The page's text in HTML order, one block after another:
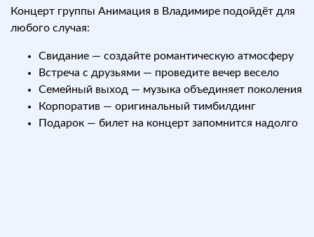
Концерт группы Анимация в Владимире подойдёт для
любого случая:
Свидание — создайте романтическую атмосферу
Встреча с друзьями — проведите вечер весело
Семейный выход — музыка объединяет поколения
Корпоратив — оригинальный тимбилдинг
Подарок — билет на концерт запомнится надолго